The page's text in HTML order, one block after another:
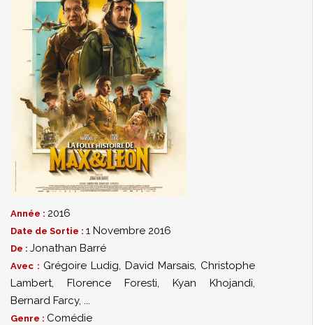
Année : 2016
Date de Sortie : 1 Novembre 2016
De : Jonathan Barré
Avec : Grégoire Ludig, David Marsais, Christophe
Lambert, Florence Foresti, Kyan Khojandi,
Bernard Farcy, ...
Genre : Comédie